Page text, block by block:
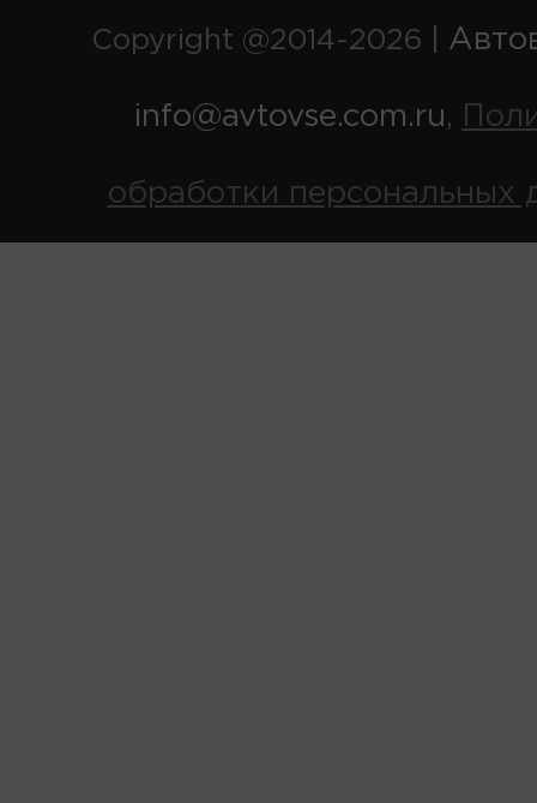
Copyright @2014-2026 |
info@avtovse.com.ru,
обработки персональных